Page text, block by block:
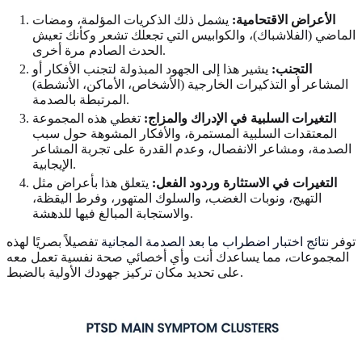
الأعراض الاقتحامية: يشمل ذلك الذكريات المؤلمة، ومضات
الماضي (الفلاشباك)، والكوابيس التي تجعلك تشعر وكأنك تعيش
الحدث الصادم مرة أخرى.
التجنب: يشير هذا إلى الجهود المبذولة لتجنب الأفكار أو
المشاعر أو التذكيرات الخارجية (الأشخاص، الأماكن، الأنشطة)
المرتبطة بالصدمة.
التغيرات السلبية في الإدراك والمزاج: تغطي هذه المجموعة
المعتقدات السلبية المستمرة، والأفكار المشوهة حول سبب
الصدمة، ومشاعر الانفصال، وعدم القدرة على تجربة المشاعر
الإيجابية.
التغيرات في الاستثارة وردود الفعل: يتعلق هذا بأعراض مثل
التهيج، ونوبات الغضب، والسلوك المتهور، وفرط اليقظة،
والاستجابة المبالغ فيها للدهشة.
توفر نتائج اختبار اضطراب ما بعد الصدمة المجانية تفصيلاً بصريًا لهذه
المجموعات، مما يساعدك أنت وأي أخصائي صحة نفسية تعمل معه
على تحديد مكان تركيز جهودك الأولية بالضبط.